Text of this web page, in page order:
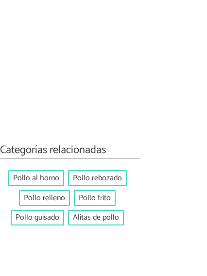
Categorías relacionadas
Pollo al horno
Pollo rebozado
Pollo relleno
Pollo frito
Pollo guisado
Alitas de pollo